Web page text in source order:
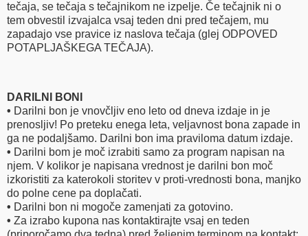
tečaja, se tečaja s tečajnikom ne izpelje. Če tečajnik ni o
tem obvestil izvajalca vsaj teden dni pred tečajem, mu
zapadajo vse pravice iz naslova tečaja (glej ODPOVED
POTAPLJAŠKEGA TEČAJA).
DARILNI BONI
• Darilni bon je vnovčljiv eno leto od dneva izdaje in je
prenosljiv! Po preteku enega leta, veljavnost bona zapade in
ga ne podaljšamo. Darilni bon ima praviloma datum izdaje.
• Darilni bom je moč izrabiti samo za program napisan na
njem. V kolikor je napisana vrednost je darilni bon moč
izkoristiti za katerokoli storitev v proti-vrednosti bona, manjko
do polne cene pa doplačati.
• Darilni bon ni mogoče zamenjati za gotovino.
• Za izrabo kupona nas kontaktirajte vsaj en teden